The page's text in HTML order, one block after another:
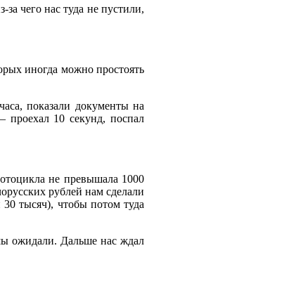
чего нас туда не пустили,
иногда можно простоять
показали документы на
10 секунд, поспал
не превышала 1000
рублей нам сделали
30 тысяч), чтобы потом туда
ожидали. Дальше нас ждал